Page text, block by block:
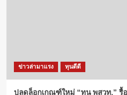
ข่าวล่ามาแรง ทุนดีดี
ปลดล็อกเกณฑ์ใหม่ “ทุน พสวท.” รื้